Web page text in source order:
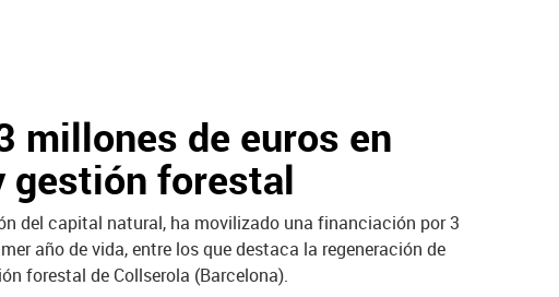
millones de euros en
gestión forestal
del capital natural, ha movilizado una financiación por 3
año de vida, entre los que destaca la regeneración de
forestal de Collserola (Barcelona).